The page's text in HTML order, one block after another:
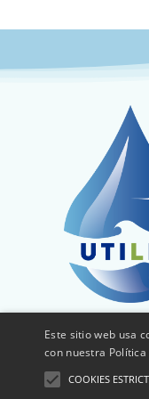
Este sitio web usa
con nuestra Política
COOKIES